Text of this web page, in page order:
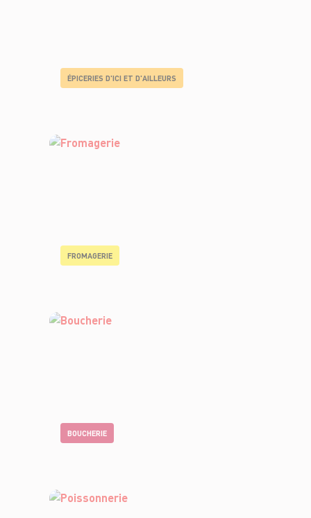
ÉPICERIES D'ICI ET D'AILLEURS
FROMAGERIE
BOUCHERIE